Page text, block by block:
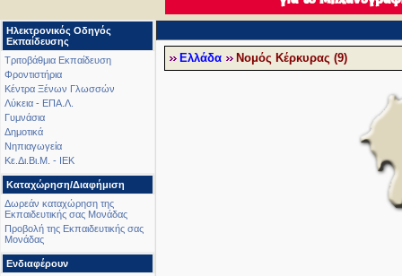
Ηλεκτρονικός Οδηγός
Εκπαίδευσης
Τριτοβάθμια Εκπαίδευση
Φροντιστήρια
Κέντρα Ξένων Γλωσσών
Λύκεια - ΕΠΑ.Λ.
Γυμνάσια
Δημοτικά
Νηπιαγωγεία
Κε.Δι.Βι.Μ. - ΙΕΚ
Καταχώρηση/Διαφήμιση
Δωρεάν καταχώρηση της
Εκπαιδευτικής σας Μονάδας
Προβολή της Εκπαιδευτικής σας
Μονάδας
Ενδιαφέρουν
Ελλάδα Νομός Κέρκυρας (9)